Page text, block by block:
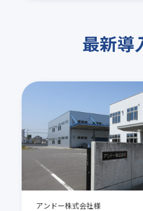
最新導
アンドー株式会社様